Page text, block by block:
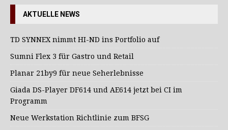
AKTUELLE NEWS
TD SYNNEX nimmt HI-ND ins Portfolio auf
Sumni Flex 3 für Gastro und Retail
Planar 21by9 für neue Seherlebnisse
Giada DS-Player DF614 und AE614 jetzt bei CI im
Programm
Neue Werkstation Richtlinie zum BFSG